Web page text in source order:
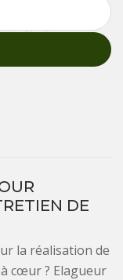
DE
la réalisation de
cœur ? Elagueur